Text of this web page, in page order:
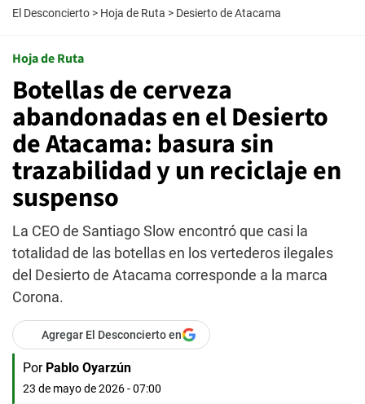
El Desconcierto > Hoja de Ruta > Desierto de Atacama
Hoja de Ruta
Botellas de cerveza
abandonadas en el Desierto
de Atacama: basura sin
trazabilidad y un reciclaje en
suspenso
La CEO de Santiago Slow encontró que casi la
totalidad de las botellas en los vertederos ilegales
del Desierto de Atacama corresponde a la marca
Corona.
Agregar El Desconcierto en
Por Pablo Oyarzún
23 de mayo de 2026 - 07:00